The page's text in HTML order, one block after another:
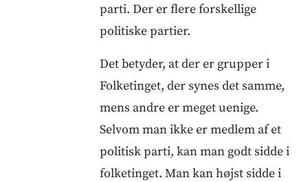
parti. Der er flere forskellige
politiske partier.
Det betyder, at der er grupper i
Folketinget, der synes det samme,
mens andre er meget uenige.
Selvom man ikke er medlem af et
politisk parti, kan man godt sidde i
folketinget. Man kan højst sidde i